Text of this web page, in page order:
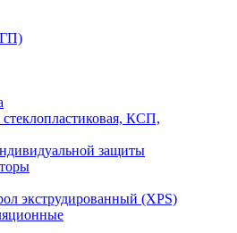
стеклопластиковая, КСП,
защиты
экструдированный (XPS)